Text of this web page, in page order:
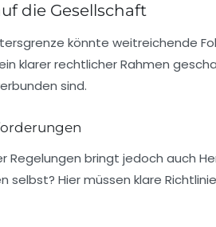
die Gesellschaft
könnte weitreichende
klarer rechtlicher Rahmen
sind.
Regelungen bringt jedoch auch
selbst? Hier müssen klare